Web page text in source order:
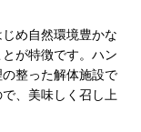
め自然環境豊かな
が特徴です。ハン
整った解体施設で
、美味しく召し上